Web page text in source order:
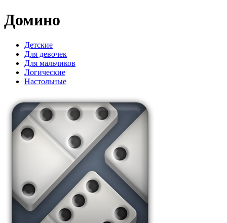
Домино
Детские
Для девочек
Для мальчиков
Логические
Настольные